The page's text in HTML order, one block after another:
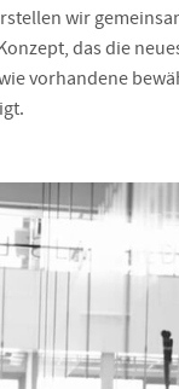
wir
das die
vorhandene